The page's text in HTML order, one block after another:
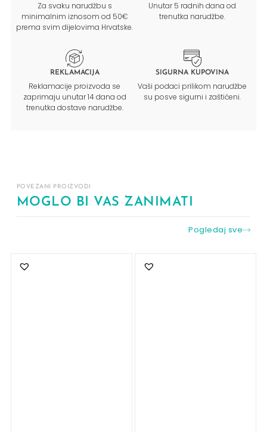
Za svaku narudžbu s
minimalnim iznosom od 50€
prema svim dijelovima Hrvatske.
Unutar 5 radnih dana od
trenutka narudžbe.
REKLAMACIJA
Reklamacije proizvoda se
zaprimaju unutar 14 dana od
trenutka dostave narudžbe.
SIGURNA KUPOVINA
Vaši podaci prilikom narudžbe
su posve sigurni i zaštićeni.
POVEZANI PROIZVODI
MOGLO BI VAS ZANIMATI
Pogledaj sve